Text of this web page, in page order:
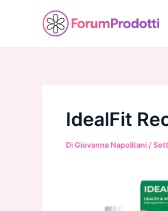
IdealFit
DiGiovanna Napolitani /